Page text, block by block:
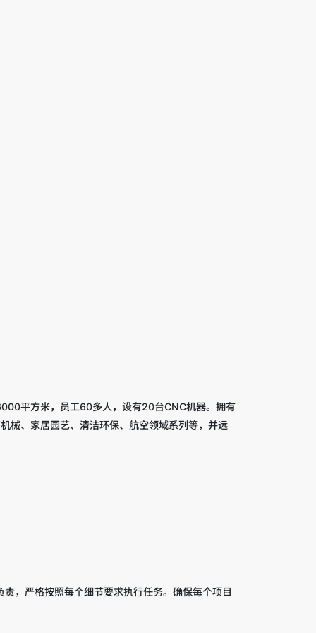
平方米，员工60多人，设有20台CNC机器。拥有
械、家居园艺、清洁环保、航空领域系列等，并远
，严格按照每个细节要求执行任务。确保每个项目